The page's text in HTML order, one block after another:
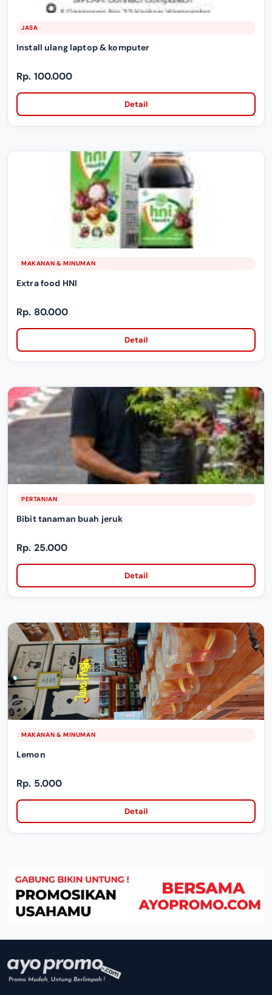
JASA
Install ulang laptop & komputer
Rp. 100.000
Detail
MAKANAN & MINUMAN
Extra food HNI
Rp. 80.000
Detail
PERTANIAN
Bibit tanaman buah jeruk
Rp. 25.000
Detail
MAKANAN & MINUMAN
Lemon
Rp. 5.000
Detail